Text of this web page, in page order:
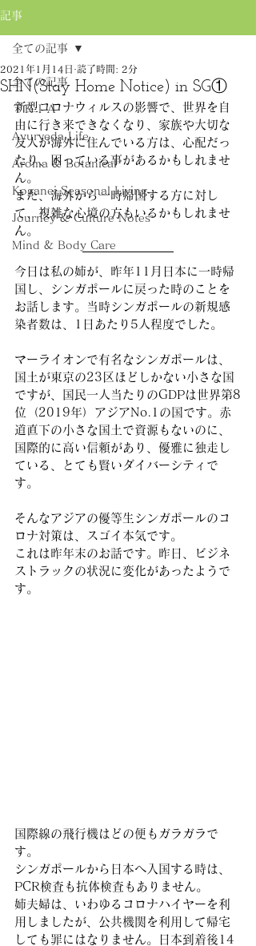
記事
全ての記事
ＴＲＩＡ
Ayurveda Life
Aroma & Botanical
Koganei Seasonal Living
Journey & Culture Notes
Mind & Body Care
全ての記事
SHN(Stay Home Notice) in SG①
2021年1月14日 読了時間: 2分
新型コロナウィルスの影響で、世界を自
由に行き来できなくなり、家族や大切な
友人が海外に住んでいる方は、心配だっ
たり、困っている事があるかもしれませ
ん。
また、海外から一時帰国する方に対し
て、複雑な心境の方もいるかもしれませ
ん。
今日は私の姉が、昨年11月日本に一時帰
国し、シンガポールに戻った時のことを
お話します。当時シンガポールの新規感
染者数は、1日あたり5人程度でした。
マーライオンで有名なシンガポールは、
国土が東京の23区ほどしかない小さな国
ですが、国民一人当たりのGDPは世界第8
位（2019年）アジアNo.1の国です。赤
道直下の小さな国土で資源もないのに、
国際的に高い信頼があり、優雅に独走し
ている、とても賢いダイバーシティで
す。
そんなアジアの優等生シンガポールのコ
ロナ対策は、スゴイ本気です。
これは昨年末のお話です。昨日、ビジネ
ストラックの状況に変化があったようで
す。
国際線の飛行機はどの便もガラガラで
す。
シンガポールから日本へ入国する時は、
PCR検査も抗体検査もありません。
姉夫婦は、いわゆるコロナハイヤーを利
用しましたが、公共機関を利用して帰宅
しても罪にはなりません。日本到着後14